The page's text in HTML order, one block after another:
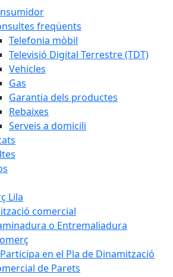
freqüents
Telefonia mòbil
Televisió Digital Terrestre (TDT)
Vehicles
Gas
Garantia dels productes
Rebaixes
Serveis a domicili
Lila
comercial
o Entremaliadura
en el Pla de Dinamització
de Parets